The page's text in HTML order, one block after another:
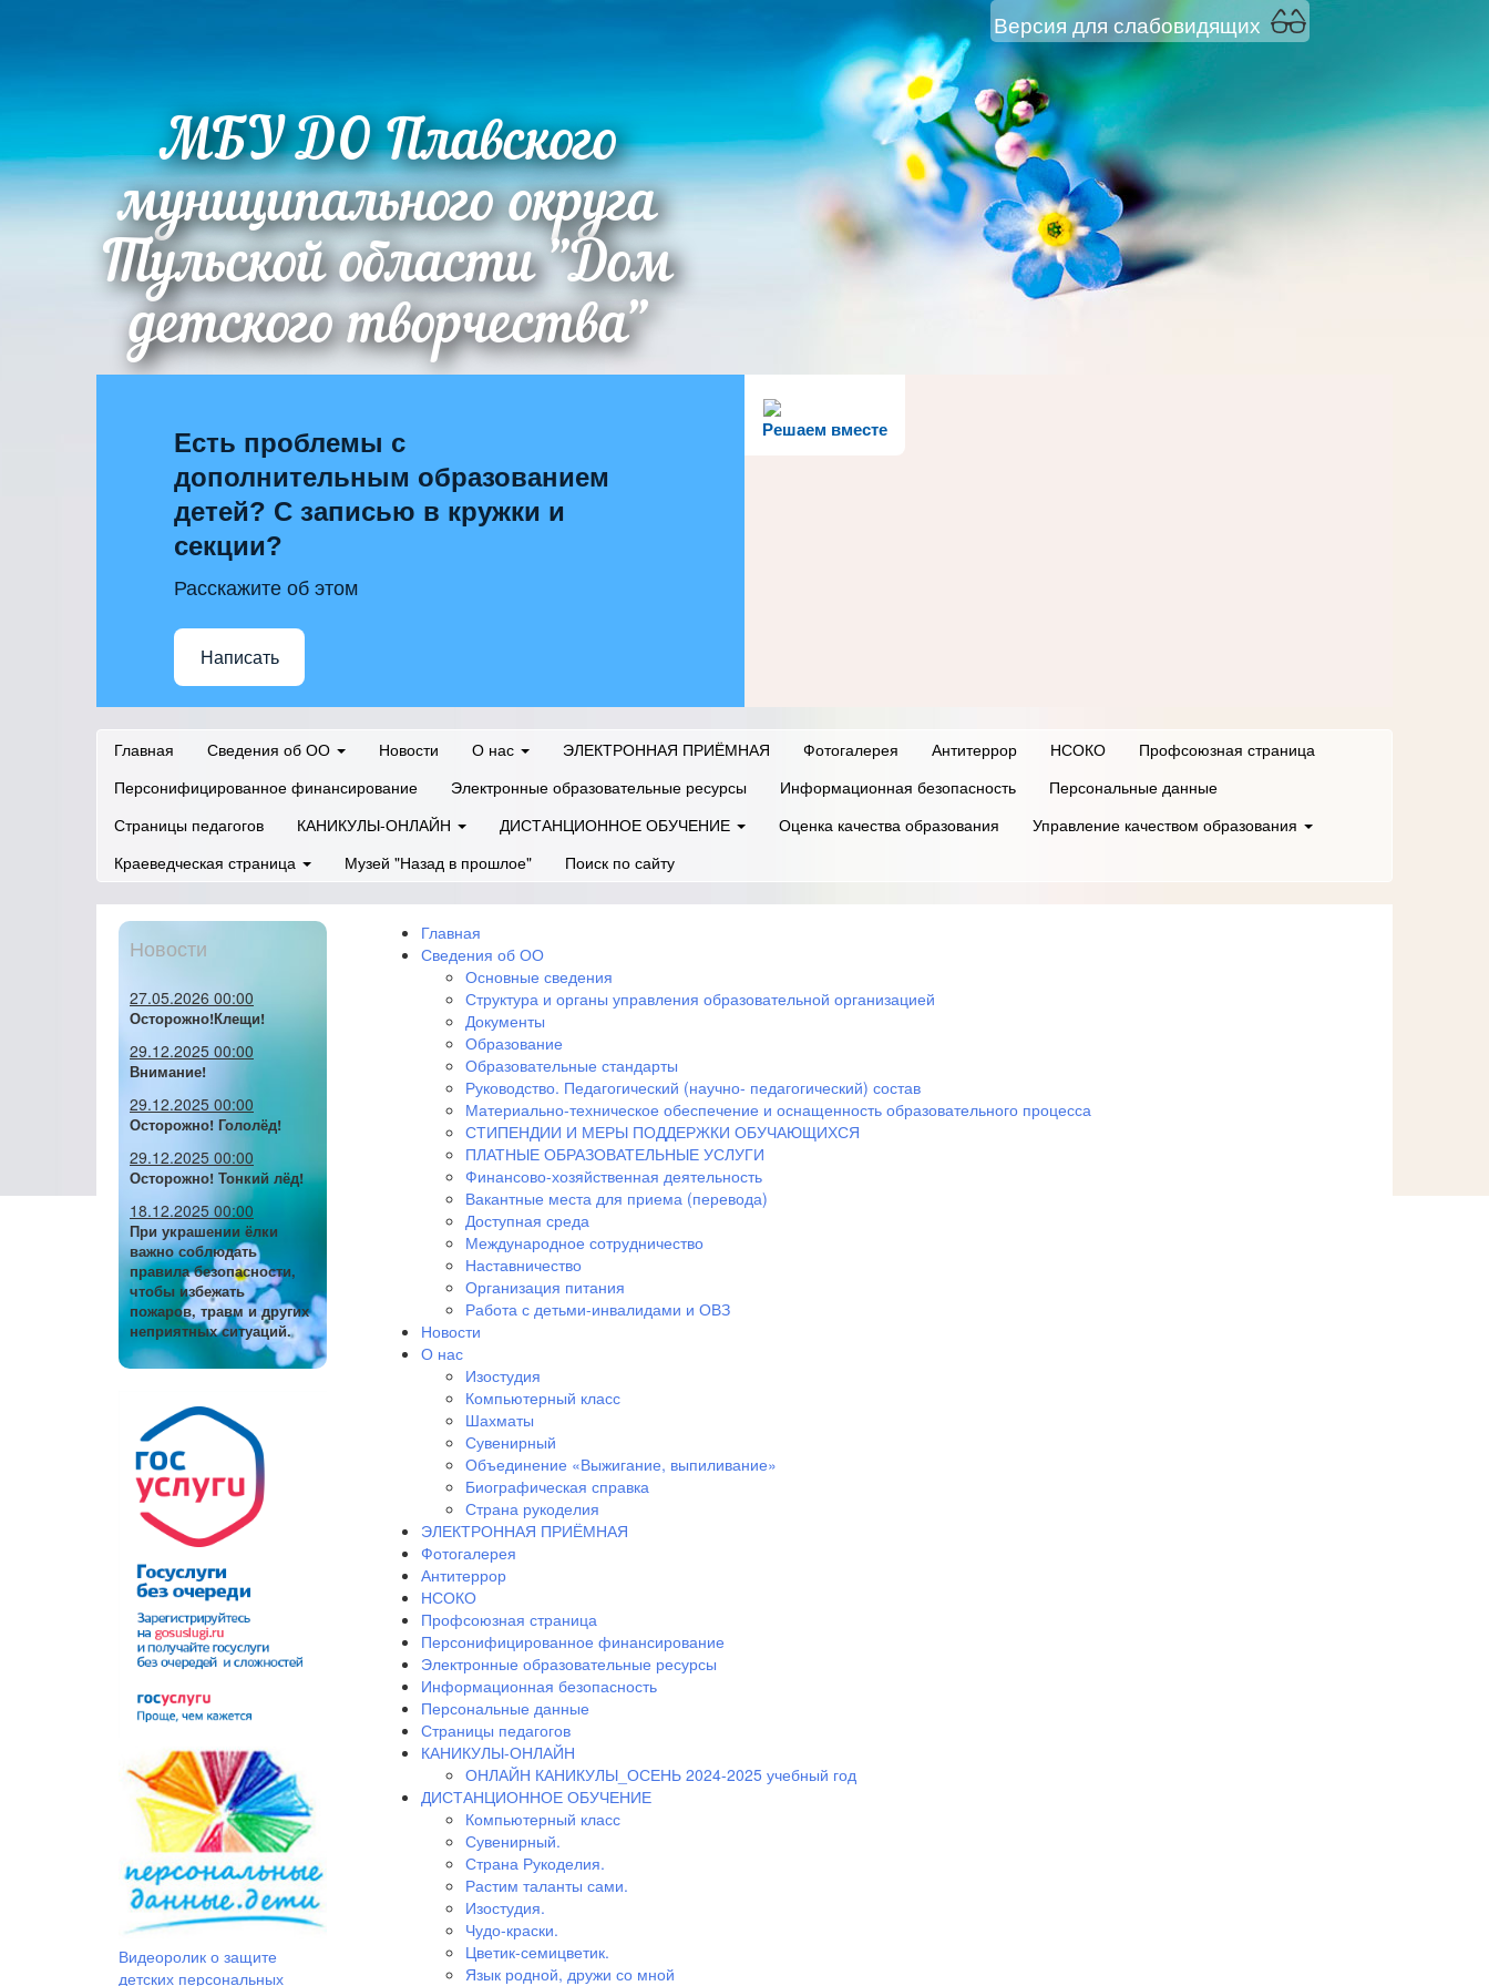
Версия для слабовидящих
МБУ ДО Плавского
муниципального округа
Тульской области "Дом
детского творчества"
Решаем вместе
Есть проблемы с
дополнительным образованием
детей? С записью в кружки и
секции?
Расскажите об этом
Написать
Главная Сведения об ОО Новости О нас ЭЛЕКТРОННАЯ ПРИЁМНАЯ Фотогалерея Антитеррор НСОКО
Профсоюзная страница
Персонифицированное финансирование
Электронные образовательные ресурсы Информационная безопасность
Персональные данные
Страницы педагогов
КАНИКУЛЫ-ОНЛАЙН ДИСТАНЦИОННОЕ ОБУЧЕНИЕ Оценка качества образования
Управление качеством образования
Краеведческая страница
Музей "Назад в прошлое" Поиск по сайту
Новости
27.05.2026 00:00
Осторожно!Клещи!
29.12.2025 00:00
Внимание!
29.12.2025 00:00
Осторожно! Гололёд!
29.12.2025 00:00
Осторожно! Тонкий лёд!
18.12.2025 00:00
При украшении ёлки
важно соблюдать
правила безопасности,
чтобы избежать
пожаров, травм и других
неприятных ситуаций.
Видеоролик о защите
детских персональных
Главная
Сведения об ОО
Основные сведения
Структура и органы управления образовательной организацией
Документы
Образование
Образовательные стандарты
Руководство. Педагогический (научно- педагогический) состав
Материально-техническое обеспечение и оснащенность образовательного процесса
СТИПЕНДИИ И МЕРЫ ПОДДЕРЖКИ ОБУЧАЮЩИХСЯ
ПЛАТНЫЕ ОБРАЗОВАТЕЛЬНЫЕ УСЛУГИ
Финансово-хозяйственная деятельность
Вакантные места для приема (перевода)
Доступная среда
Международное сотрудничество
Наставничество
Организация питания
Работа с детьми-инвалидами и ОВЗ
Новости
О нас
Изостудия
Компьютерный класс
Шахматы
Сувенирный
Объединение «Выжигание, выпиливание»
Биографическая справка
Страна рукоделия
ЭЛЕКТРОННАЯ ПРИЁМНАЯ
Фотогалерея
Антитеррор
НСОКО
Профсоюзная страница
Персонифицированное финансирование
Электронные образовательные ресурсы
Информационная безопасность
Персональные данные
Страницы педагогов
КАНИКУЛЫ-ОНЛАЙН
ОНЛАЙН КАНИКУЛЫ_ОСЕНЬ 2024-2025 учебный год
ДИСТАНЦИОННОЕ ОБУЧЕНИЕ
Компьютерный класс
Сувенирный.
Страна Рукоделия.
Растим таланты сами.
Изостудия.
Чудо-краски.
Цветик-семицветик.
Язык родной, дружи со мной